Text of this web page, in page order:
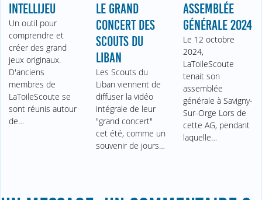
INTELLIJEU
Un outil pour
comprendre et
créer des grand
jeux originaux.
D'anciens
membres de
LaToileScoute se
sont réunis autour
de…
LE GRAND
CONCERT DES
SCOUTS DU
LIBAN
Les Scouts du
Liban viennent de
diffuser la vidéo
intégrale de leur
"grand concert"
cet été, comme un
souvenir de jours…
ASSEMBLÉE
GÉNÉRALE 2024
Le 12 octobre
2024,
LaToileScoute
tenait son
assemblée
générale à Savigny-
Sur-Orge Lors de
cette AG, pendant
laquelle…